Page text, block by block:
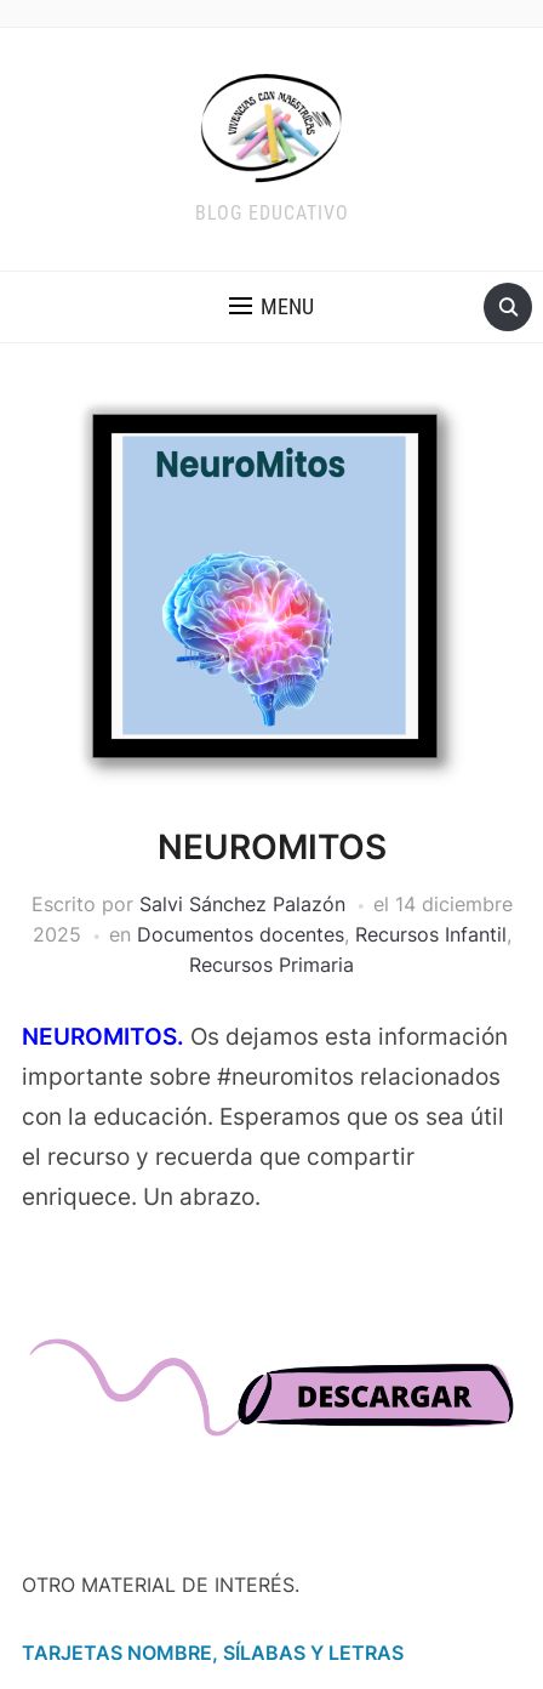
BLOG EDUCATIVO
MENU
NEUROMITOS
Escrito por Salvi Sánchez Palazón el 14 diciembre
2025
en Documentos docentes, Recursos Infantil,
Recursos Primaria
NEUROMITOS. Os dejamos esta información
importante sobre #neuromitos relacionados
con la educación. Esperamos que os sea útil
el recurso y recuerda que compartir
enriquece. Un abrazo.
OTRO MATERIAL DE INTERÉS.
TARJETAS NOMBRE, SÍLABAS Y LETRAS